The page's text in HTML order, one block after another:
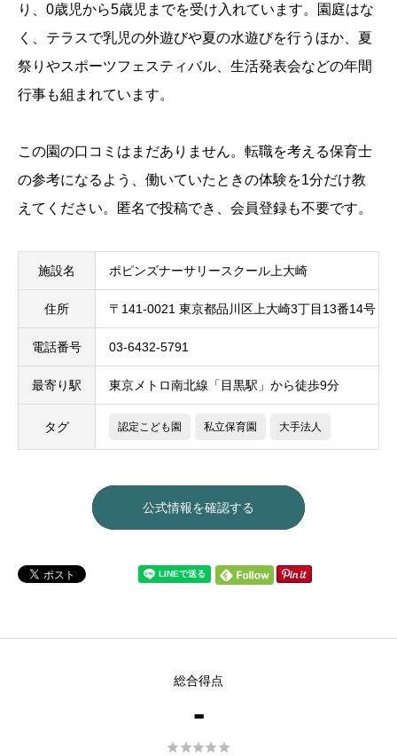
り、0歳児から5歳児までを受け入れています。園庭はな
く、テラスで乳児の外遊びや夏の水遊びを行うほか、夏
祭りやスポーツフェスティバル、生活発表会などの年間
行事も組まれています。
この園の口コミはまだありません。転職を考える保育士
の参考になるよう、働いていたときの体験を1分だけ教
えてください。匿名で投稿でき、会員登録も不要です。
施設名 ポピンズナーサリースクール上大崎
住所 〒141-0021 東京都品川区上大崎3丁目13番14号
電話番号 03-6432-5791
最寄り駅 東京メトロ南北線「目黒駅」から徒歩9分
タグ 認定こども園 私立保育園 大手法人
公式情報を確認する
総合得点
-
